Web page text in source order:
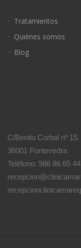
Tratamientos
Quiénes somos
Blog
C/Benito Corbal nº 15.
36001 Pontevedra
Teléfono: 986 86 65 44